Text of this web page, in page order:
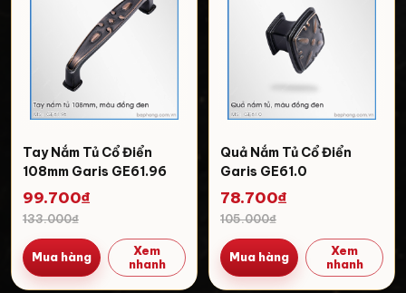
Tay Nắm Tủ Cổ Điển
108mm Garis GE61.96
99.700₫
133.000₫
Mua hàng
Xem
nhanh
Quả Nắm Tủ Cổ Điển
Garis GE61.0
78.700₫
105.000₫
Mua hàng
Xem
nhanh